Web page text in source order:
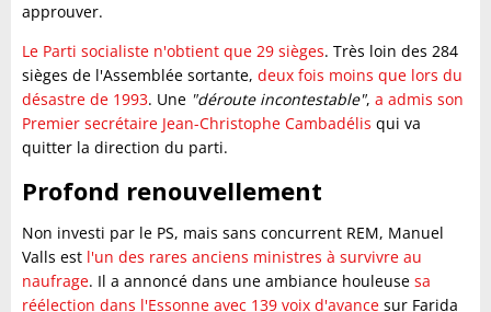
approuver.
Le Parti socialiste n'obtient que 29 sièges. Très loin des 284
sièges de l'Assemblée sortante, deux fois moins que lors du
désastre de 1993. Une "déroute incontestable", a admis son
Premier secrétaire Jean-Christophe Cambadélis qui va
quitter la direction du parti.
Profond renouvellement
Non investi par le PS, mais sans concurrent REM, Manuel
Valls est l'un des rares anciens ministres à survivre au
naufrage. Il a annoncé dans une ambiance houleuse sa
réélection dans l'Essonne avec 139 voix d'avance sur Farida